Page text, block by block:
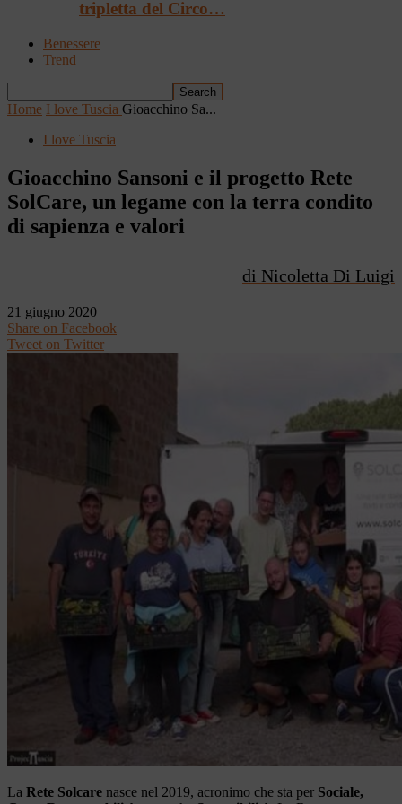
tripletta del Circo…
Benessere
Trend
Home I love Tuscia Gioacchino Sa...
I love Tuscia
Gioacchino Sansoni e il progetto Rete
SolCare, un legame con la terra condito
di sapienza e valori
di Nicoletta Di Luigi
21 giugno 2020
Share on Facebook
Tweet on Twitter
La Rete Solcare nasce nel 2019, acronimo che sta per Sociale,